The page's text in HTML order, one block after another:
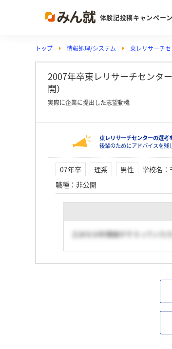
体験記投稿キャンペーン
Post
投稿する
ランキ
注目の
動画で知
トップ 情報処理/システム 東レリサーチ
2007年卒東レリサーチセンタ
開）
実際に企業に提出した志望動機
東レリサーチセンターの選考
後輩のためにアドバイスを残
07年卒 理系 男性 学校名 ：
職種 ： 非公開
立派な分析機器がそろっていた